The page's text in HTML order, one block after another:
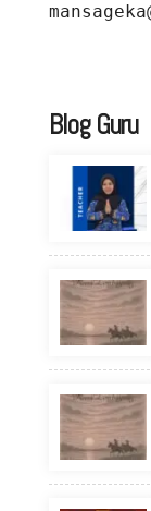
Blog Guru